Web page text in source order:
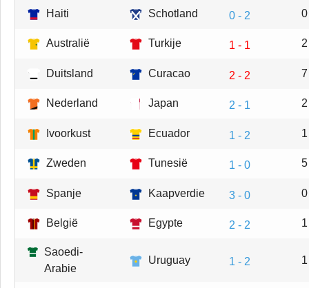
Haiti Schotland 0 - 2
Australië Turkije 1 - 1
Duitsland Curacao 2 - 2
Nederland Japan 2 - 1
Ivoorkust Ecuador 1 - 2
Zweden Tunesië 1 - 0
Spanje Kaapverdie 3 - 0
België Egypte 2 - 2
Saoedi-
Arabie
Uruguay 1 - 2